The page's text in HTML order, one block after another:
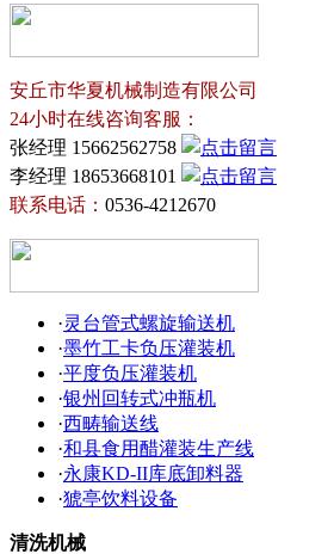
安丘市华夏机械制造有限公司
24小时在线咨询客服：
张经理 15662562758
李经理 18653668101
联系电话： 0536-4212670
·灵台管式螺旋输送机
·墨竹工卡负压灌装机
·平度负压灌装机
·银州回转式冲瓶机
·西畴输送线
·和县食用醋灌装生产线
·永康KD-II库底卸料器
·猇亭饮料设备
清洗机械